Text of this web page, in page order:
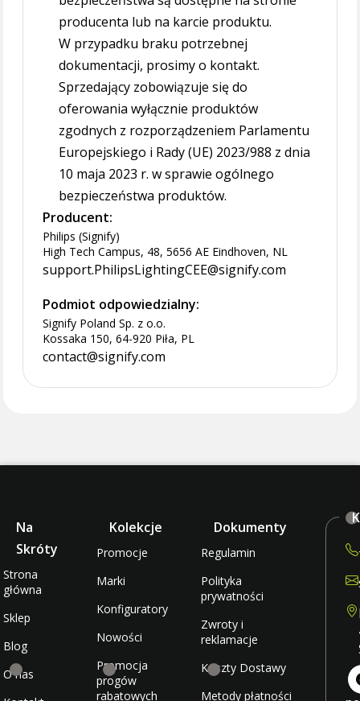
producenta lub na karcie produktu.
W przypadku braku potrzebnej
dokumentacji, prosimy o kontakt.
Sprzedający zobowiązuje się do
oferowania wyłącznie produktów
zgodnych z rozporządzeniem Parlamentu
Europejskiego i Rady (UE) 2023/988 z dnia
10 maja 2023 r. w sprawie ogólnego
bezpieczeństwa produktów.
Producent:
Philips (Signify)
High Tech Campus, 48, 5656 AE Eindhoven, NL
support.PhilipsLightingCEE@signify.com
Podmiot odpowiedzialny:
Signify Poland Sp. z o.o.
Kossaka 150, 64-920 Piła, PL
contact@signify.com
Na
Skróty
Strona
główna
Sklep
Blog
O nas
Kolekcje
Promocje
Marki
Konfiguratory
Nowości
Promocja
progów
rabatowych
Dokumenty
Regulamin
Polityka
prywatności
Zwroty i
reklamacje
Koszty Dostawy
Metody płatności